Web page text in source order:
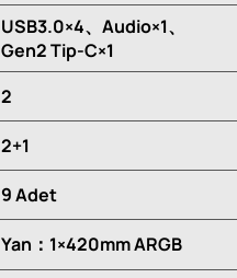
USB3.0×4、Audio×1、
Gen2 Tip-C×1
2
2+1
9 Adet
Yan：1×420mm ARGB